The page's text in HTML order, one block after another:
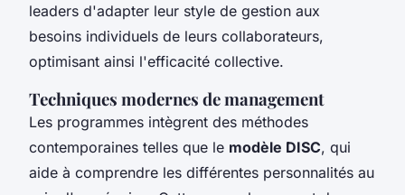
leaders d'adapter leur style de gestion aux
besoins individuels de leurs collaborateurs,
optimisant ainsi l'efficacité collective.
Techniques modernes de management
Les programmes intègrent des méthodes
contemporaines telles que le modèle DISC, qui
aide à comprendre les différentes personnalités au